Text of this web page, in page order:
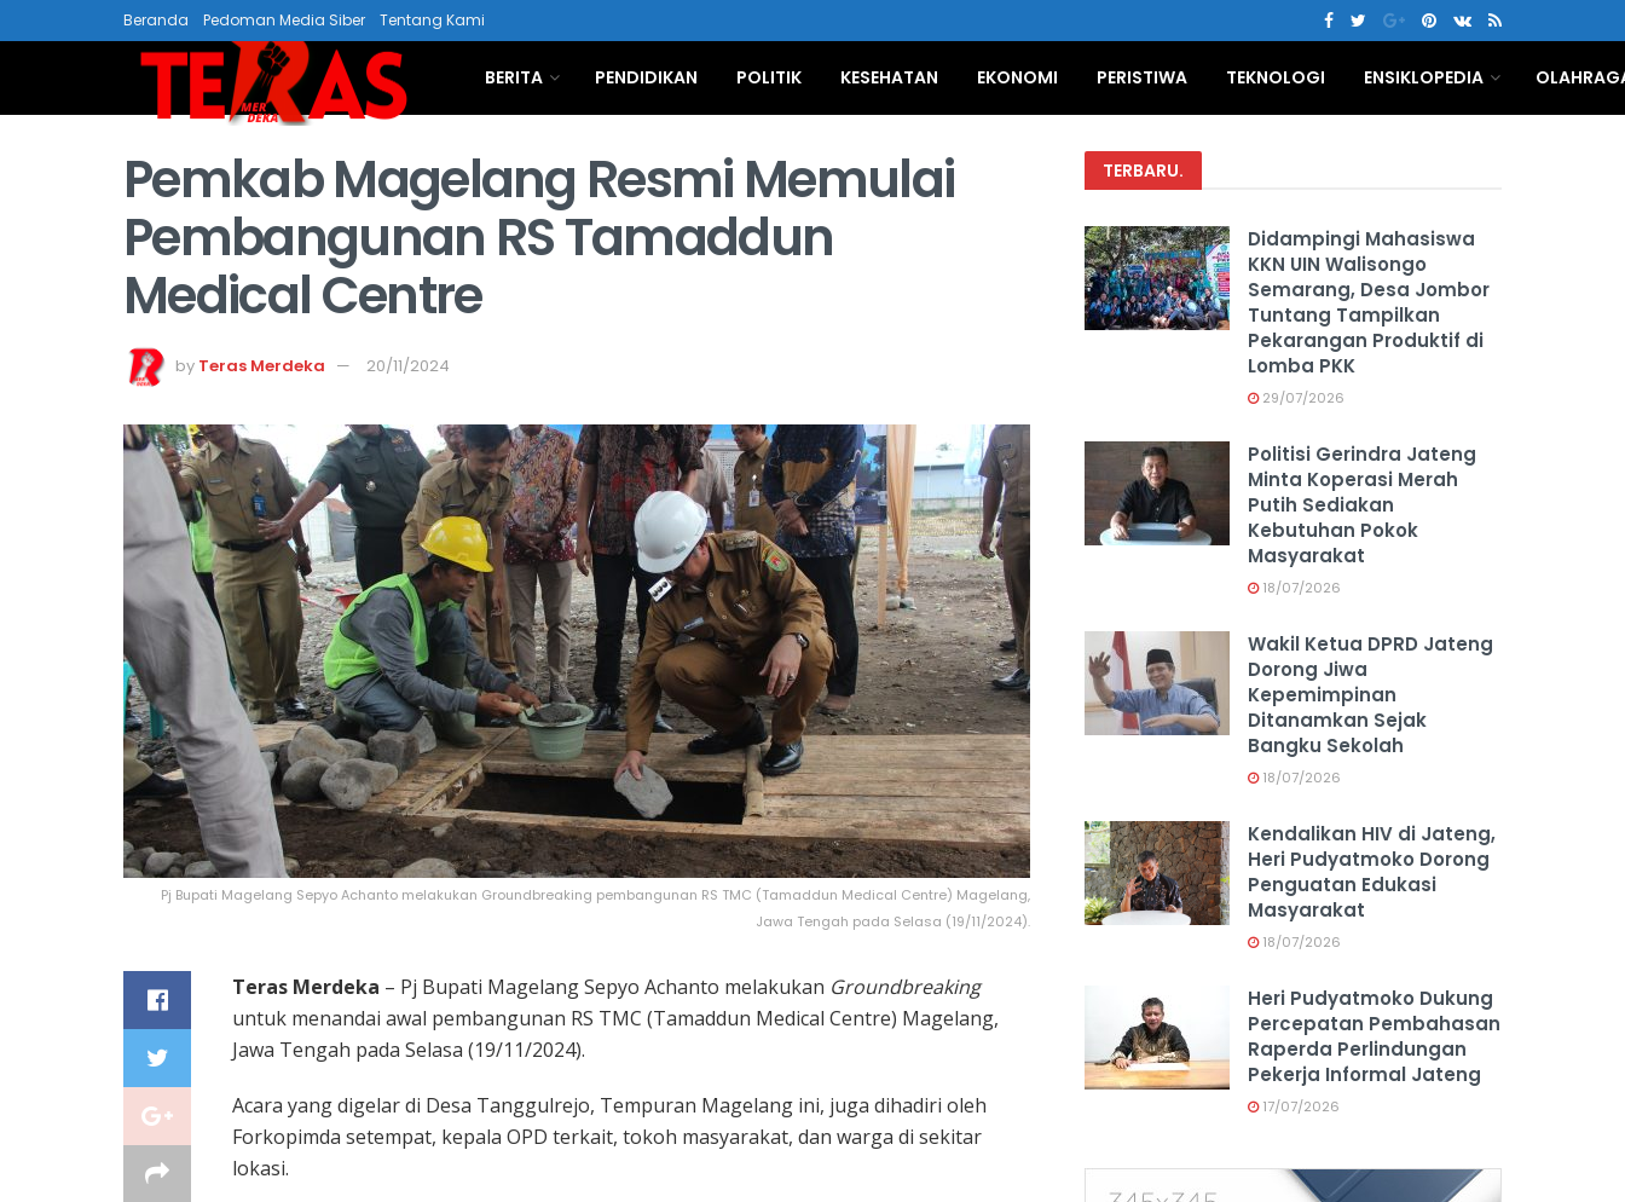
Beranda Pedoman Media Siber Tentang Kami
BERITA PENDIDIKAN POLITIK KESEHATAN EKONOMI PERISTIWA TEKNOLOGI ENSIKLOPEDIA
Pemkab Magelang Resmi Memulai
Pembangunan RS Tamaddun
Medical Centre
by Teras Merdeka 20/11/2024
Pj Bupati Magelang Sepyo Achanto melakukan Groundbreaking pembangunan RS TMC (Tamaddun Medical Centre) Magelang,
Jawa Tengah pada Selasa (19/11/2024).
Teras Merdeka – Pj Bupati Magelang Sepyo Achanto melakukan Groundbreaking
untuk menandai awal pembangunan RS TMC (Tamaddun Medical Centre) Magelang,
Jawa Tengah pada Selasa (19/11/2024).
Acara yang digelar di Desa Tanggulrejo, Tempuran Magelang ini, juga dihadiri oleh
Forkopimda setempat, kepala OPD terkait, tokoh masyarakat, dan warga di sekitar
lokasi.
TERBARU.
Didampingi Mahasiswa
KKN UIN Walisongo
Semarang, Desa Jombor
Tuntang Tampilkan
Pekarangan Produktif di
Lomba PKK
29/07/2026
Politisi Gerindra Jateng
Minta Koperasi Merah
Putih Sediakan
Kebutuhan Pokok
Masyarakat
18/07/2026
Wakil Ketua DPRD Jateng
Dorong Jiwa
Kepemimpinan
Ditanamkan Sejak
Bangku Sekolah
18/07/2026
Kendalikan HIV di Jateng,
Heri Pudyatmoko Dorong
Penguatan Edukasi
Masyarakat
18/07/2026
Heri Pudyatmoko Dukung
Percepatan Pembahasan
Raperda Perlindungan
Pekerja Informal Jateng
17/07/2026